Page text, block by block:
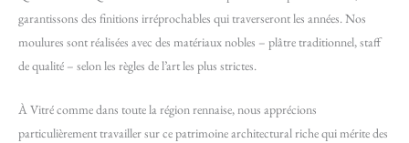
garantissons des finitions irréprochables qui traverseront les années. Nos
moulures sont réalisées avec des matériaux nobles – plâtre traditionnel, staff
de qualité – selon les règles de l’art les plus strictes.
À Vitré comme dans toute la région rennaise, nous apprécions
particulièrement travailler sur ce patrimoine architectural riche qui mérite des